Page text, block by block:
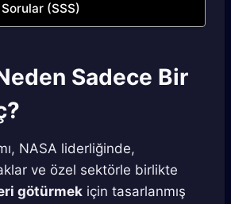
(SSS)
Sadece Bir
NASA liderliğinde,
ve özel sektörle birlikte
götürmek için tasarlanmış